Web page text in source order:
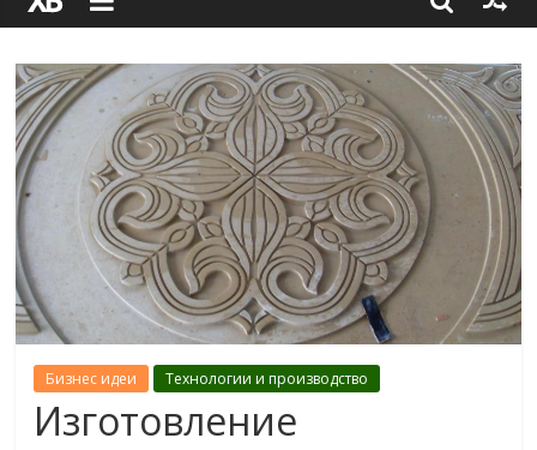
здорового питания
Бизнес идеи Технологии и производство
Изготовление